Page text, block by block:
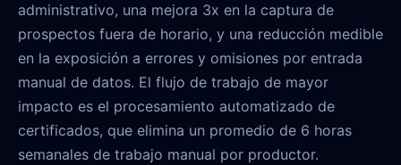
administrativo, una mejora 3x en la captura de
prospectos fuera de horario, y una reducción medible
en la exposición a errores y omisiones por entrada
manual de datos. El flujo de trabajo de mayor
impacto es el procesamiento automatizado de
certificados, que elimina un promedio de 6 horas
semanales de trabajo manual por productor.